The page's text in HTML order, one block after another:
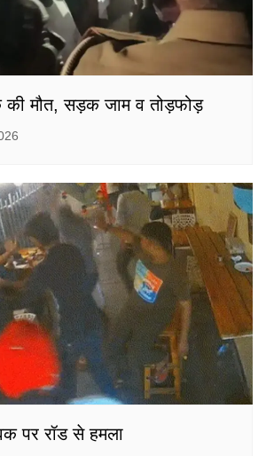
मौत, सड़क जाम व तोड़फोड़
पर रॉड से हमला